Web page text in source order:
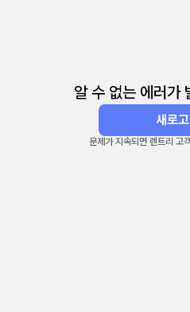
알 수 없는 에러가
새로
문제가 지속되면 렌트리 고